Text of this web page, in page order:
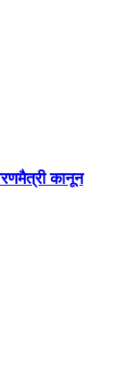
कानून